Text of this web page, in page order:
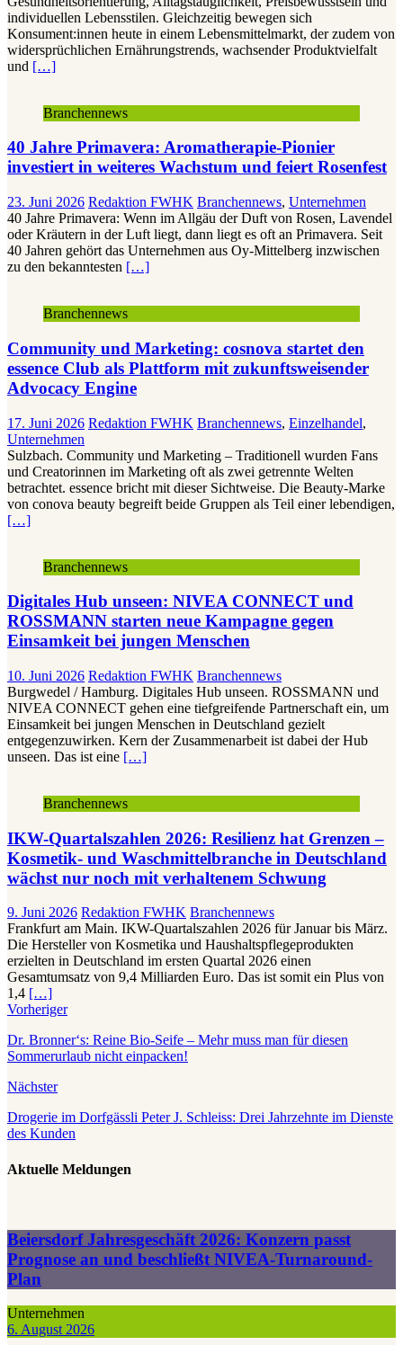
individuellen Lebensstilen. Gleichzeitig bewegen sich
Konsument:innen heute in einem Lebensmittelmarkt, der zudem von
widersprüchlichen Ernährungstrends, wachsender Produktvielfalt
und […]
Branchennews
40 Jahre Primavera: Aromatherapie-Pionier
investiert in weiteres Wachstum und feiert Rosenfest
23. Juni 2026 Redaktion FWHK Branchennews, Unternehmen
40 Jahre Primavera: Wenn im Allgäu der Duft von Rosen, Lavendel
oder Kräutern in der Luft liegt, dann liegt es oft an Primavera. Seit
40 Jahren gehört das Unternehmen aus Oy-Mittelberg inzwischen
zu den bekanntesten […]
Branchennews
Community und Marketing: cosnova startet den
essence Club als Plattform mit zukunftsweisender
Advocacy Engine
17. Juni 2026 Redaktion FWHK Branchennews, Einzelhandel,
Unternehmen
Sulzbach. Community und Marketing – Traditionell wurden Fans
und Creatorinnen im Marketing oft als zwei getrennte Welten
betrachtet. essence bricht mit dieser Sichtweise. Die Beauty-Marke
von conova beauty begreift beide Gruppen als Teil einer lebendigen,
[…]
Branchennews
Digitales Hub unseen: NIVEA CONNECT und
ROSSMANN starten neue Kampagne gegen
Einsamkeit bei jungen Menschen
10. Juni 2026 Redaktion FWHK Branchennews
Burgwedel / Hamburg. Digitales Hub unseen. ROSSMANN und
NIVEA CONNECT gehen eine tiefgreifende Partnerschaft ein, um
Einsamkeit bei jungen Menschen in Deutschland gezielt
entgegenzuwirken. Kern der Zusammenarbeit ist dabei der Hub
unseen. Das ist eine […]
Branchennews
IKW-Quartalszahlen 2026: Resilienz hat Grenzen –
Kosmetik- und Waschmittelbranche in Deutschland
wächst nur noch mit verhaltenem Schwung
9. Juni 2026 Redaktion FWHK Branchennews
Frankfurt am Main. IKW-Quartalszahlen 2026 für Januar bis März.
Die Hersteller von Kosmetika und Haushaltspflegeprodukten
erzielten in Deutschland im ersten Quartal 2026 einen
Gesamtumsatz von 9,4 Milliarden Euro. Das ist somit ein Plus von
1,4 […]
Vorheriger
Dr. Bronner‘s: Reine Bio-Seife – Mehr muss man für diesen
Sommerurlaub nicht einpacken!
Nächster
Drogerie im Dorfgässli Peter J. Schleiss: Drei Jahrzehnte im Dienste
des Kunden
Aktuelle Meldungen
Beiersdorf Jahresgeschäft 2026: Konzern passt
Prognose an und beschließt NIVEA-Turnaround-
Plan
Unternehmen
6. August 2026